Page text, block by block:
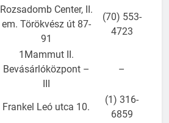
Rozsadomb Center, II.
em. Törökvész út 87-
91
(70) 553-
4723
1Mammut II.
Bevásárlóközpont –
III
–
Frankel Leó utca 10.
(1) 316-
6859